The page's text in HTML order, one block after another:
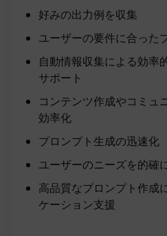
好みの出力例を収集
ユーザーの要件に合った
自動情報収集による効率
サポート
コンテンツ作成やコミュ
効率化
プロンプト生成の迅速化
ユーザーのニーズを的確
高品質なプロンプト作成
ケーション支援